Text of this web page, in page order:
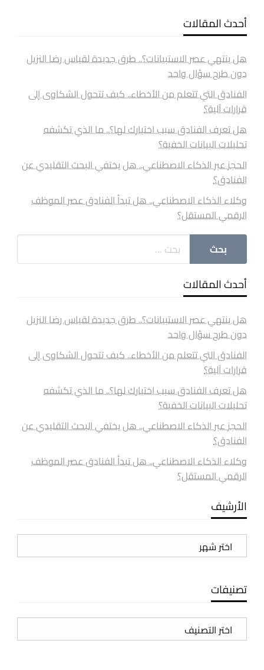
أحدث المقالات
هل ينتهي عصر الاستبيانات؟.. طرق جديدة لقياس رضا النزيل
دون طرح سؤال واحد
الفنادق التي تتعلم من الأخطاء.. كيف تتحول الشكاوى إلى
قرارات آلية؟
هل تعرف الفنادق سبب اختيارك لها؟.. ما الذي تكشفه
تحليلات البيانات الخفية؟
الحجز عبر الذكاء الاصطناعي.. هل يختفي البحث التقليدي عن
الفنادق؟
وكلاء الذكاء الاصطناعي.. هل تبدأ الفنادق عصر الموظف
الرقمي المستقل؟
أحدث المقالات
هل ينتهي عصر الاستبيانات؟.. طرق جديدة لقياس رضا النزيل
دون طرح سؤال واحد
الفنادق التي تتعلم من الأخطاء.. كيف تتحول الشكاوى إلى
قرارات آلية؟
هل تعرف الفنادق سبب اختيارك لها؟.. ما الذي تكشفه
تحليلات البيانات الخفية؟
الحجز عبر الذكاء الاصطناعي.. هل يختفي البحث التقليدي عن
الفنادق؟
وكلاء الذكاء الاصطناعي.. هل تبدأ الفنادق عصر الموظف
الرقمي المستقل؟
الأرشيف
الأرشيف
تصنيفات
تصنيفات